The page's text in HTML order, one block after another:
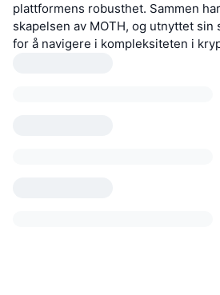
plattformens robusthet. Sammen
skapelsen av MOTH, og utnyttet
for å navigere i kompleksiteten i